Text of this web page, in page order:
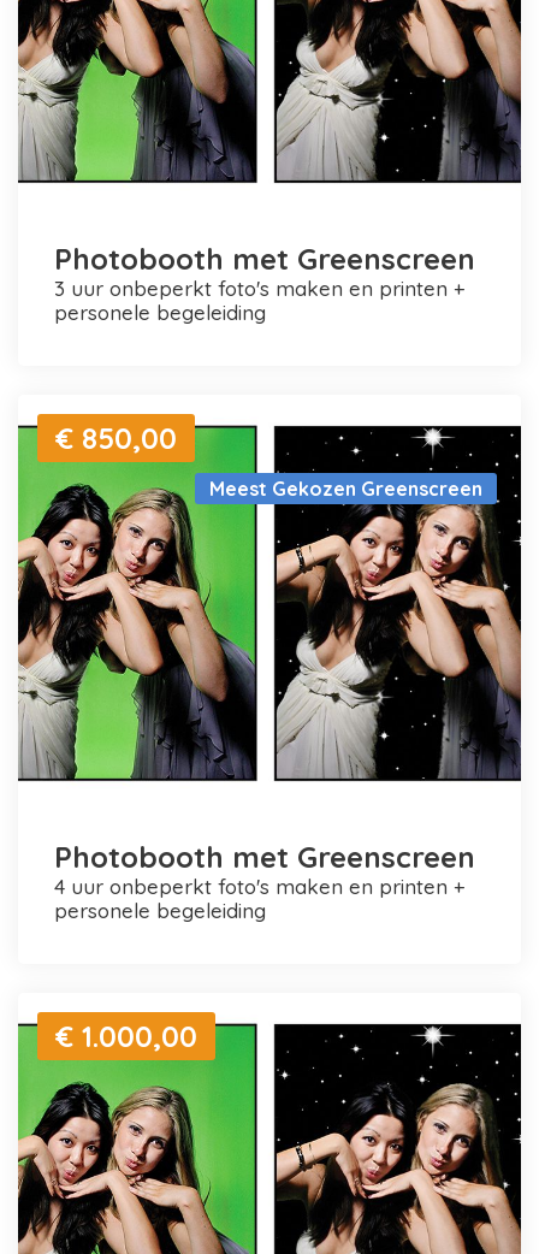
Photobooth met Greenscreen
3 uur onbeperkt foto's maken en printen +
personele begeleiding
Meest Gekozen Greenscreen
€ 850,00
Photobooth met Greenscreen
4 uur onbeperkt foto's maken en printen +
personele begeleiding
€ 1.000,00